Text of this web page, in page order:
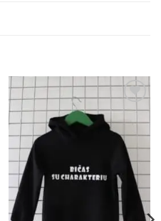
Add to
wishlist